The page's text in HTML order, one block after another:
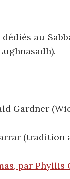
au
Gardner
(tradition
par Phyllis